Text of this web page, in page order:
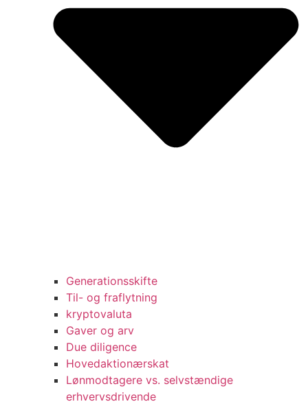
Generationsskifte
Til- og fraflytning
kryptovaluta
Gaver og arv
Due diligence
Hovedaktionærskat
Lønmodtagere vs. selvstændige
erhvervsdrivende